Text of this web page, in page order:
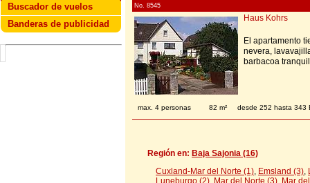
Buscador de vuelos
Banderas de publicidad
No. 8545
Haus Kohrs
El apartamento
nevera,
barbacoa
max. 4 personas 82 m² desde 252 hasta 343
Región en: Baja Sajonia (16)
Cuxland-Mar del Norte (1) Emsland (3)
Luneburgo (2) Mar del Norte (3) Mar